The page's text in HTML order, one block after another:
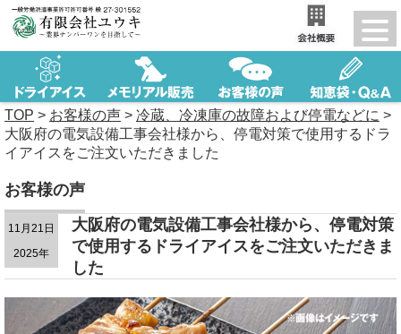
TOP > お客様の声 > 冷蔵、冷凍庫の故障および停電などに >
大阪府の電気設備工事会社様から、停電対策で使用するドラ
イアイスをご注文いただきました
お客様の声
11月21日
2025年
大阪府の電気設備工事会社様から、停電対策
で使用するドライアイスをご注文いただきま
した